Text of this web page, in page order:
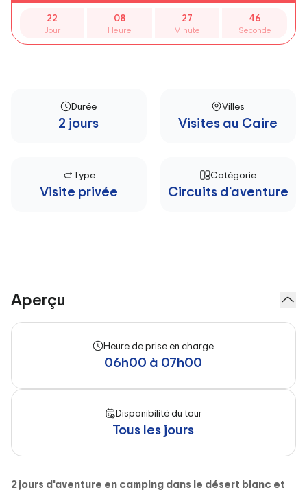
22
Jour
08
Heure
27
Minute
45
Seconde
Durée
2 jours
Villes
Visites au Caire
Type
Visite privée
Catégorie
Circuits d'aventure
Aperçu
Heure de prise en charge
06h00 à 07h00
Disponibilité du tour
Tous les jours
2 jours d'aventure en camping dans le désert blanc et